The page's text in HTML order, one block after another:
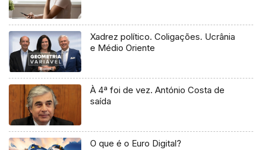
Xadrez político. Coligações. Ucrânia
e Médio Oriente
À 4ª foi de vez. António Costa de
saída
O que é o Euro Digital?